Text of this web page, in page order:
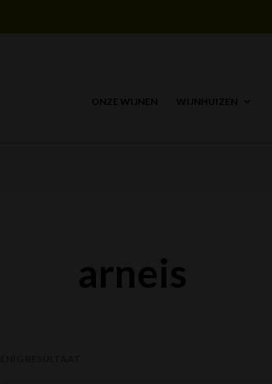
ONZE WIJNEN WIJNHUIZEN
arneis